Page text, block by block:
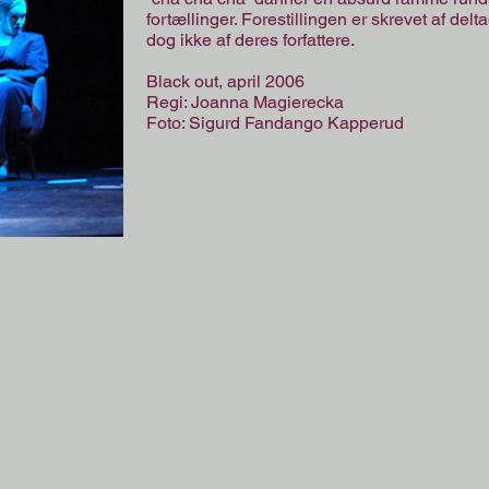
fortællinger. Forestillingen er skrevet af
dog ikke af deres forfattere.
Black out, april 2006
Regi: Joanna Magierecka
Foto: Sigurd Fandango Kapperud